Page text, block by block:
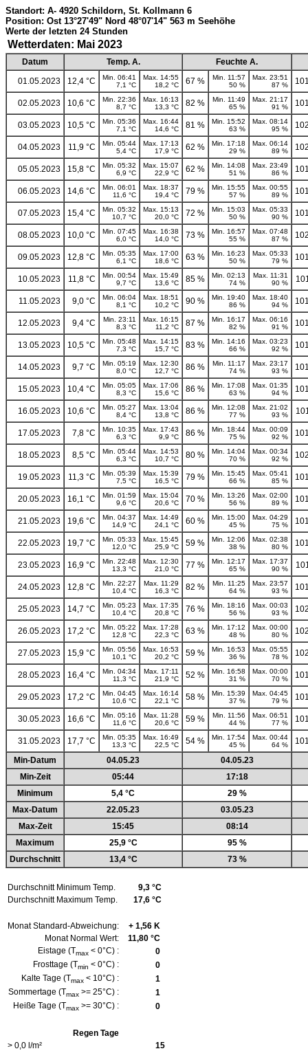
Standort: A- 4920 Schildorn, St. Kollmann 6
Position: Ost 13°27'49" Nord 48°07'14" 563 m Seehöhe
Werte der letzten 24 Stunden
Wetterdaten: Mai 2023
Datum Temp. A.
Feuchte A.
01.05.2023
12,4 °C
Min. 06:41
7,1 °C
Max. 14:55
18,2 °C
67 %
Min. 11:57
50 %
Max. 23:51
87 %
02.05.2023 10,6 °C
Min. 22:36
8,7 °C
Max. 16:13
13,3 °C
82 %
Min. 11:49
65 %
Max. 21:17
91 %
03.05.2023 10,5 °C
Min. 05:36
7,1 °C
Max. 16:44
14,6 °C
81 %
Min. 15:52
63 %
Max. 08:14
95 %
04.05.2023 11,9 °C
Min. 05:44
5,4 °C
Max. 17:13
17,9 °C
62 %
Min. 17:18
29 %
Max. 06:14
89 %
05.05.2023 15,8 °C
Min. 05:32
6,9 °C
Max. 15:07
22,9 °C
62 %
Min. 14:08
51 %
Max. 23:49
86 %
06.05.2023 14,6 °C
Min. 06:01
11,6 °C
Max. 18:37
19,4 °C
79 %
Min. 15:55
57 %
Max. 00:55
89 %
07.05.2023 15,4 °C
Min. 05:32
10,7 °C
Max. 15:13
20,0 °C
72 %
Min. 15:03
50 %
Max. 05:33
90 %
08.05.2023 10,0 °C
Min. 07:45
6,0 °C
Max. 16:38
14,0 °C
73 %
Min. 16:57
55 %
Max. 07:48
87 %
09.05.2023 12,8 °C
Min. 05:35
6,1 °C
Max. 17:00
18,6 °C
63 %
Min. 16:23
50 %
Max. 05:33
79 %
10.05.2023 11,8 °C
Min. 00:54
9,7 °C
Max. 15:49
13,6 °C
85 %
Min. 02:13
74 %
Max. 11:31
90 %
11.05.2023 9,0 °C
Min. 06:04
8,1 °C
Max. 18:51
10,2 °C
90 %
Min. 19:40
86 %
Max. 18:40
94 %
12.05.2023 9,4 °C
Min. 23:11
8,3 °C
Max. 16:15
11,2 °C
87 %
Min. 16:17
82 %
Max. 06:16
91 %
13.05.2023 10,5 °C
Min. 05:48
7,3 °C
Max. 14:15
15,7 °C
83 %
Min. 14:16
66 %
Max. 03:23
92 %
14.05.2023 9,7 °C
Min. 05:19
8,0 °C
Max. 12:30
12,7 °C
86 %
Min. 11:17
74 %
Max. 23:17
93 %
15.05.2023 10,4 °C
Min. 05:05
8,3 °C
Max. 17:06
15,6 °C
86 %
Min. 17:08
63 %
Max. 01:35
94 %
16.05.2023 10,6 °C
Min. 05:27
8,4 °C
Max. 13:04
13,8 °C
86 %
Min. 12:08
77 %
Max. 21:02
93 %
17.05.2023 7,8 °C
Min. 10:35
6,3 °C
Max. 17:43
9,9 °C
86 %
Min. 18:44
75 %
Max. 00:09
92 %
18.05.2023 8,5 °C
Min. 05:44
6,3 °C
Max. 14:53
10,7 °C
80 %
Min. 14:04
70 %
Max. 00:34
92 %
19.05.2023 11,3 °C
Min. 05:39
7,5 °C
Max. 15:39
16,5 °C
79 %
Min. 15:45
66 %
Max. 05:41
85 %
20.05.2023 16,1 °C
Min. 01:59
9,6 °C
Max. 15:04
20,6 °C
70 %
Min. 13:26
56 %
Max. 02:00
89 %
21.05.2023 19,6 °C
Min. 04:37
14,9 °C
Max. 14:49
24,1 °C
60 %
Min. 15:00
45 %
Max. 04:29
75 %
22.05.2023 19,7 °C
Min. 05:33
12,0 °C
Max. 15:45
25,9 °C
59 %
Min. 12:06
38 %
Max. 02:38
80 %
23.05.2023 16,9 °C
Min. 22:48
13,3 °C
Max. 12:30
21,0 °C
77 %
Min. 12:17
65 %
Max. 17:37
90 %
24.05.2023 12,8 °C
Min. 22:27
10,4 °C
Max. 11:29
16,3 °C
82 %
Min. 11:25
64 %
Max. 23:57
93 %
25.05.2023 14,7 °C
Min. 05:23
10,4 °C
Max. 17:35
20,8 °C
76 %
Min. 18:16
56 %
Max. 00:03
93 %
26.05.2023 17,2 °C
Min. 05:22
12,8 °C
Max. 17:28
22,3 °C
63 %
Min. 17:12
48 %
Max. 00:00
80 %
27.05.2023 15,9 °C
Min. 05:56
10,1 °C
Max. 16:53
20,2 °C
59 %
Min. 16:53
36 %
Max. 05:55
78 %
28.05.2023 16,4 °C
Min. 04:34
11,3 °C
Max. 17:11
21,9 °C
52 %
Min. 16:58
31 %
Max. 00:00
70 %
29.05.2023 17,2 °C
Min. 04:45
10,6 °C
Max. 16:14
22,1 °C
58 %
Min. 15:39
37 %
Max. 04:45
79 %
30.05.2023 16,6 °C
Min. 05:16
11,6 °C
Max. 11:28
20,6 °C
59 %
Min. 11:56
44 %
Max. 06:51
77 %
31.05.2023 17,7 °C
Min. 05:35
13,3 °C
Max. 16:49
22,5 °C
54 %
Min. 17:54
45 %
Max. 00:44
64 %
Min-Datum
04.05.23
04.05.23
Min-Zeit
05:44
17:18
Minimum
5,4 °C
29 %
Max-Datum
22.05.23
03.05.23
Max-Zeit
15:45
08:14
Maximum
25,9 °C
95 %
Durchschnitt
13,4 °C 73 %
Durchschnitt Minimum Temp.
9,3 °C
Durchschnitt Maximum Temp.
17,6 °C
Monat Standard-Abweichung:
+ 1,56 K
Monat Normal Wert:
11,80 °C
Eistage (Tmax < 0°C) :
0
Frosttage (Tmin < 0°C) :
0
Kalte Tage (Tmax < 10°C) :
1
Sommertage (Tmax >= 25°C) :
1
Heiße Tage (Tmax >= 30°C) : 0
Regen Tage
> 0,0 l/m²
15